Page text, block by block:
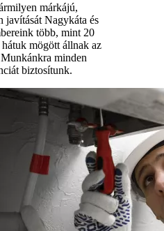
márkájú,
javítását Nagykáta és
több, mint 20
hátuk mögött állnak az
minden
biztosítunk.